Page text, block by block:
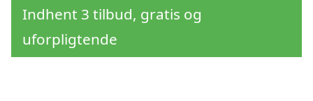
Indhent 3 tilbud, gratis og
uforpligtende